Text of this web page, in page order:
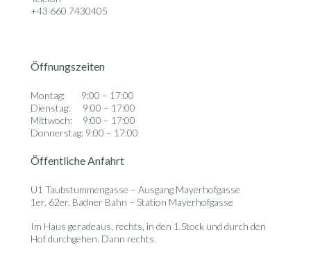
+43 660 7430405
Öffnungszeiten
Montag: 9:00 – 17:00
Dienstag: 9:00 – 17:00
Mittwoch: 9:00 – 17:00
Donnerstag: 9:00 – 17:00
Öffentliche Anfahrt
U1 Taubstummengasse – Ausgang Mayerhofgasse
1er, 62er, Badner Bahn – Station Mayerhofgasse
Im Haus geradeaus, rechts, in den 1.Stock und durch den
Hof durchgehen. Dann rechts.